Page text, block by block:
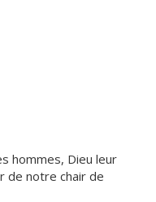
hommes, Dieu leur
de notre chair de